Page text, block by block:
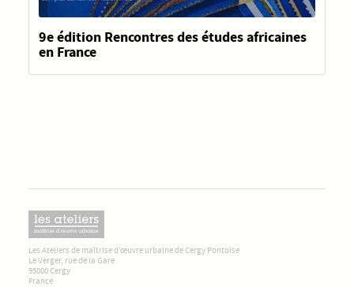
9e édition Rencontres des études africaines
en France
Les Ateliers de maîtrise d’œuvre urbaine de Cergy Pontoise
Le Verger, rue de la Gare
95000 Cergy
France